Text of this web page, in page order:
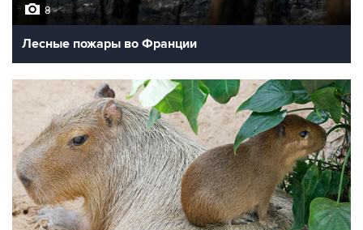
8
Лесные пожары во Франции